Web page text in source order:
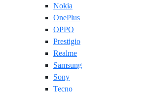
Nokia
OnePlus
OPPO
Prestigio
Realme
Samsung
Sony
Tecno